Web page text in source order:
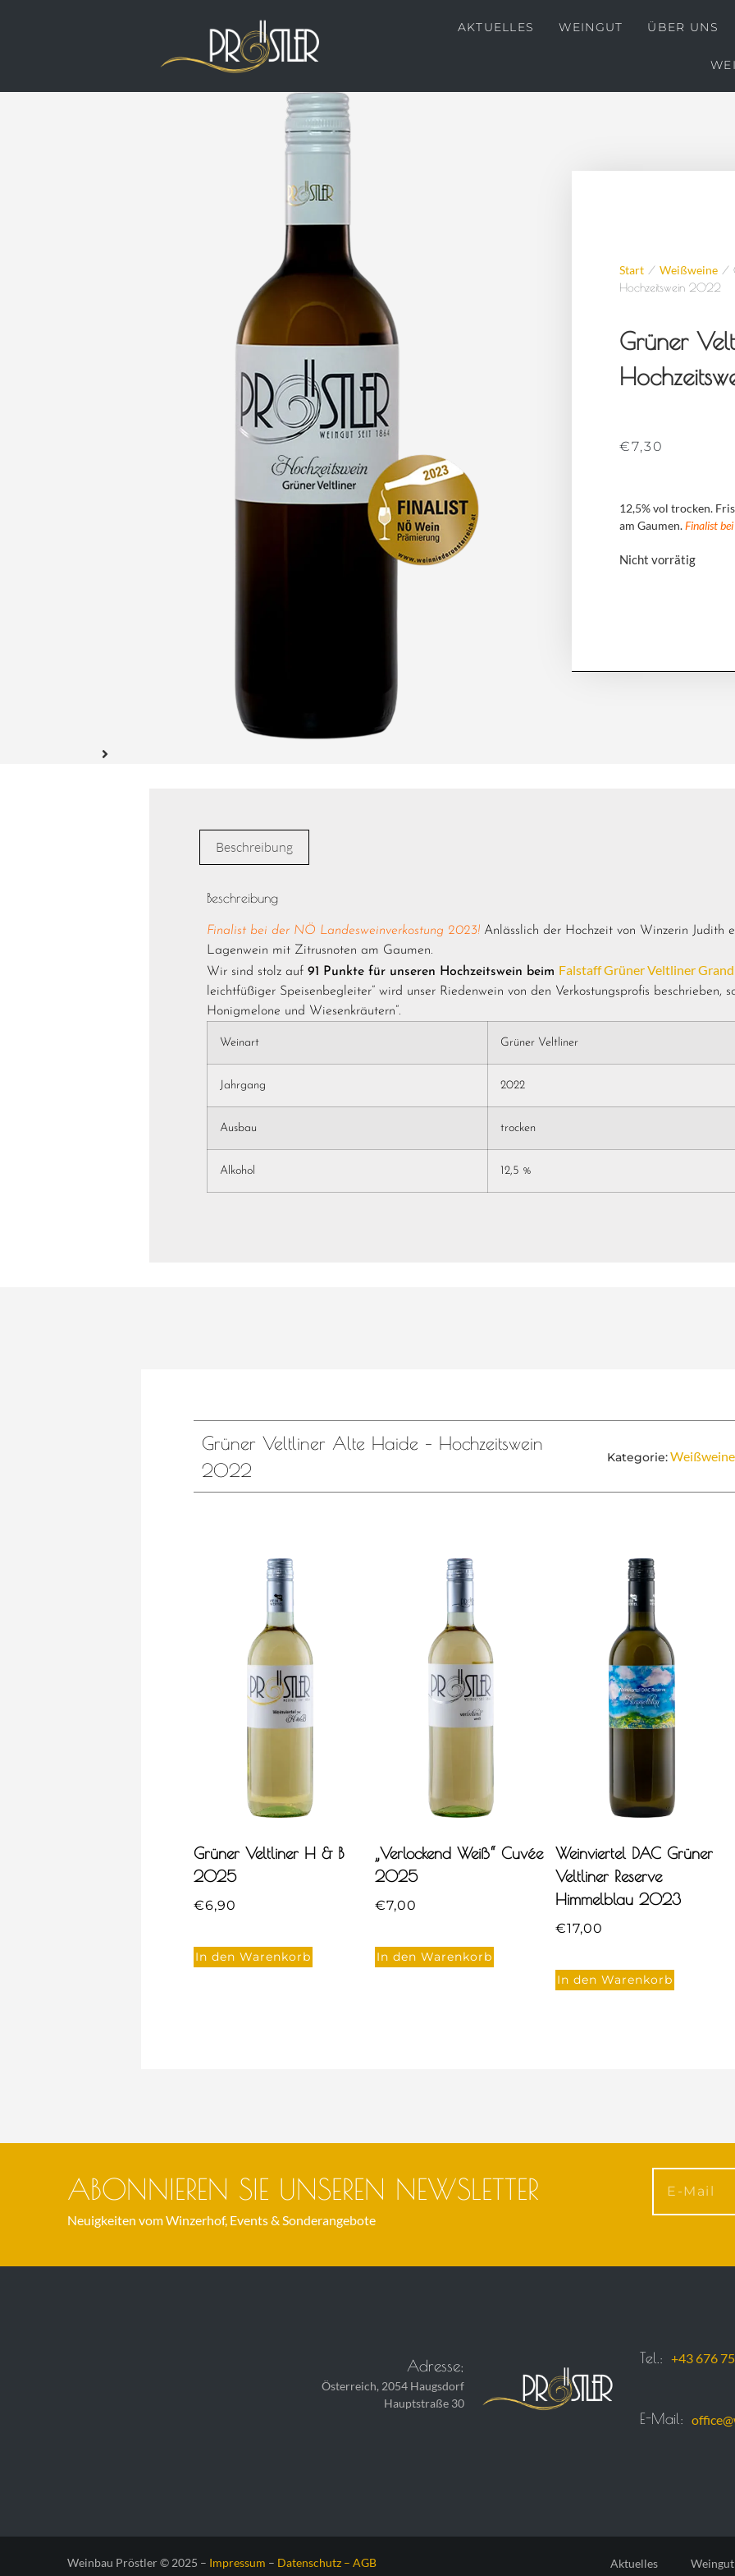
AKTUELLES WEINGUT ÜBER UNS
Start / Weißweine /
Hochzeitswein 2022
Grüner
€7,30
12,5% vol trocken.
am Gaumen.Finalist
Nicht vorrätig
Beschreibung
Beschreibung
Finalist bei der NÖ Landesweinverkostung 2023! Anlässlich der Hochzeit von Winzerin Judith
Lagenwein mit Zitrusnoten am Gaumen.
Wir sind stolz auf 91 Punkte für unseren Hochzeitswein beim Falstaff Grüner Veltliner
leichtfüßiger Speisenbegleiter“ wird unser Riedenwein von den Verkostungsprofis beschrieben,
Honigmelone und Wiesenkräutern“.
Weinart Grüner Veltliner
Jahrgang 2022
Ausbau trocken
Alkohol 12,5 %
Grüner Veltliner Alte Haide – Hochzeitswein
2022
Kategorie:Weißweine
Grüner Veltliner H & B
2025
€6,90
In den Warenkorb
„Verlockend Weiß“ Cuvée
2025
€7,00
In den Warenkorb
Weinviertel DAC Grüner
Veltliner Reserve
Himmelblau 2023
€17,00
In den Warenkorb
ABONNIEREN SIE UNSEREN NEWSLETTER
Neuigkeiten vom Winzerhof, Events & Sonderangebote
Adresse;
Österreich, 2054 Haugsdorf
Hauptstraße 30
Tel.: +43 676
E-Mail:
Weinbau Pröstler © 2025 – Impressum – Datenschutz – AGB Aktuelles Weingut